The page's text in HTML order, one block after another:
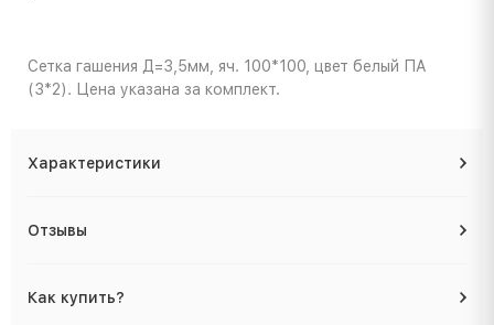
Сетка гашения Д=3,5мм, яч. 100*100, цвет белый ПА
(3*2). Цена указана за комплект.
Характеристики
Отзывы
Как купить?